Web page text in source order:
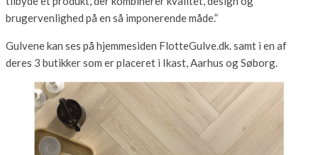
brugervenlighed på en så imponerende måde.”
Gulvene kan ses på hjemmesiden FlotteGulve.dk. samt i en af
deres 3 butikker som er placeret i Ikast, Aarhus og Søborg.